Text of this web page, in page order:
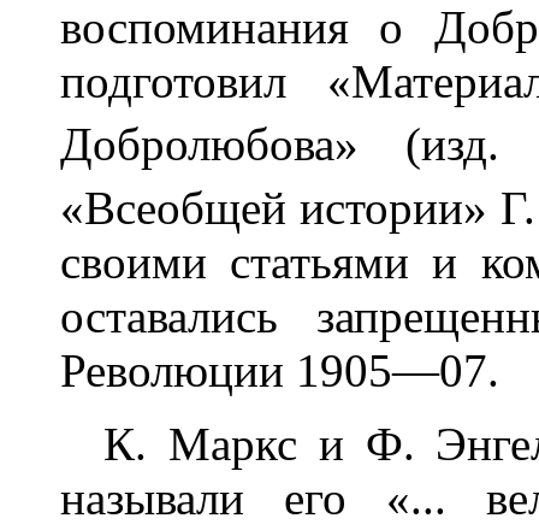
воспоминания о
подготовил
Добролюбова»
«Всеобщей истории»
своими статьями и
оставались
Революции 1905—07.
К. Маркс и Ф.
называли его «...